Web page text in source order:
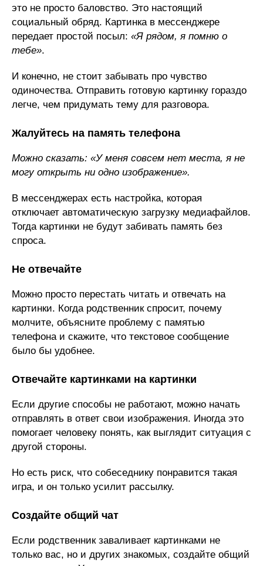
это не просто баловство. Это настоящий
социальный обряд. Картинка в мессенджере
передает простой посыл: «Я рядом, я помню о
тебе».
И конечно, не стоит забывать про чувство
одиночества. Отправить готовую картинку гораздо
легче, чем придумать тему для разговора.
Жалуйтесь на память телефона
Можно сказать: «У меня совсем нет места, я не
могу открыть ни одно изображение».
В мессенджерах есть настройка, которая
отключает автоматическую загрузку медиафайлов.
Тогда картинки не будут забивать память без
спроса.
Не отвечайте
Можно просто перестать читать и отвечать на
картинки. Когда родственник спросит, почему
молчите, объясните проблему с памятью
телефона и скажите, что текстовое сообщение
было бы удобнее.
Отвечайте картинками на картинки
Если другие способы не работают, можно начать
отправлять в ответ свои изображения. Иногда это
помогает человеку понять, как выглядит ситуация с
другой стороны.
Но есть риск, что собеседнику понравится такая
игра, и он только усилит рассылку.
Создайте общий чат
Если родственник заваливает картинками не
только вас, но и других знакомых, создайте общий